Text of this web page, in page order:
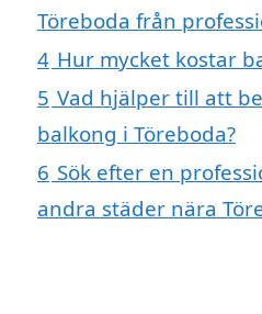
Töreboda från
4 Hur mycket kostar
5 Vad hjälper till att
balkong i Töreboda?
6 Sök efter en
andra städer nära